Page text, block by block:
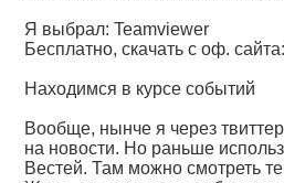
Я выбрал: Teamviewer
Бесплатно, скачать с оф. сайта:
Находимся в курсе событий
Вообще, нынче я через
на новости. Но раньше
Вестей. Там можно смотреть